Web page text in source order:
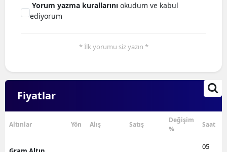
Yorum yazma kurallarını okudum ve kabul
ediyorum
* İlk yorumu siz yazın *
Fiyatlar
Altınlar Yön Alış Satış
Değişim
%
Saat
05